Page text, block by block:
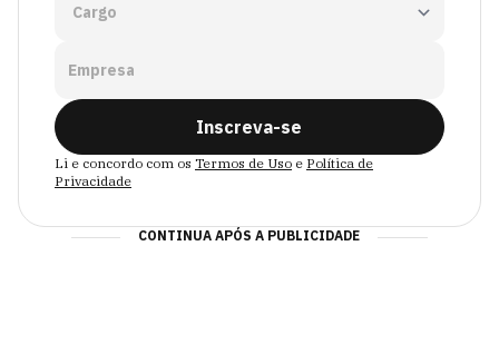
Empresa
Inscreva-se
Li e concordo com os Termos de Uso e Política de
Privacidade
CONTINUA APÓS A PUBLICIDADE